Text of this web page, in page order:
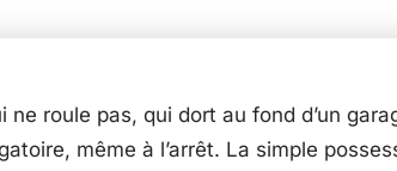
ne roule pas, qui dort au fond d’un
même à l’arrêt. La simple